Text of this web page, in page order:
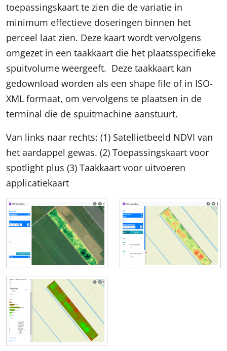
toepassingskaart te zien die de variatie in
minimum effectieve doseringen binnen het
perceel laat zien. Deze kaart wordt vervolgens
omgezet in een taakkaart die het plaatsspecifieke
spuitvolume weergeeft. Deze taakkaart kan
gedownload worden als een shape file of in ISO-
XML formaat, om vervolgens te plaatsen in de
terminal die de spuitmachine aanstuurt.
Van links naar rechts: (1) Satellietbeeld NDVI van
het aardappel gewas. (2) Toepassingskaart voor
spotlight plus (3) Taakkaart voor uitvoeren
applicatiekaart